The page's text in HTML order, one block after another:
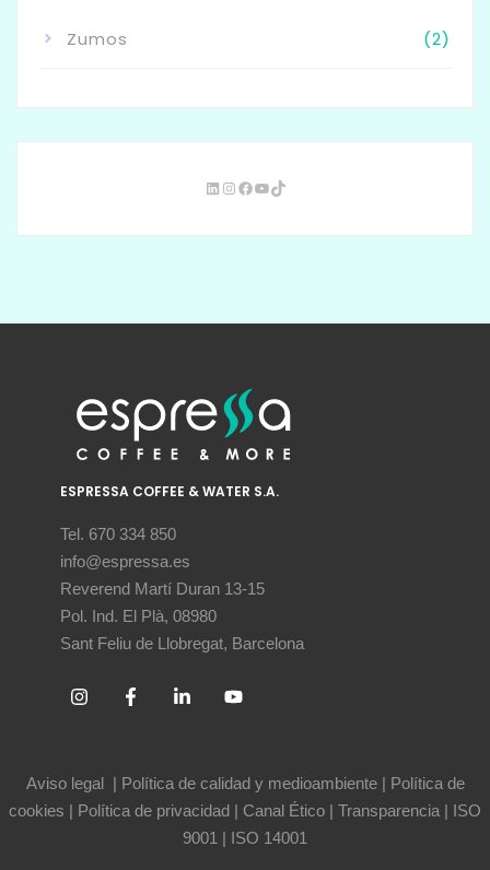
Zumos (2)
ESPRESSA COFFEE & WATER S.A.
Tel. 670 334 850
info@espressa.es
Reverend Martí Duran 13-15
Pol. Ind. El Plà, 08980
Sant Feliu de Llobregat, Barcelona
Aviso legal | Política de calidad y medioambiente| Política de
cookies | Política de privacidad | Canal Ético | Transparencia | ISO
9001 | ISO 14001